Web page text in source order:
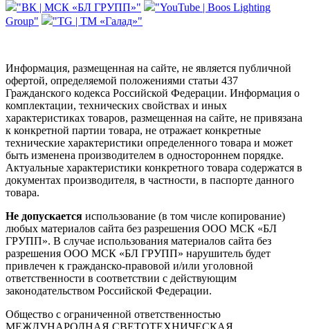
"ВК | МСК «БЛ ГРУПП»"
"YouTube | Boos Lighting
Group"
"TG | ТМ «Галад»"
Информация, размещенная на сайте, не является публичной
офертой, определяемой положениями статьи 437
Гражданского кодекса Российской Федерации. Информация о
комплектации, технических свойствах и иных
характеристиках товаров, размещенная на сайте, не привязана
к конкретной партии товара, не отражает конкретные
технические характеристики определенного товара и может
быть изменена производителем в одностороннем порядке.
Актуальные характеристики конкретного товара содержатся в
документах производителя, в частности, в паспорте данного
товара.
Не допускается использование (в том числе копирование)
любых материалов сайта без разрешения ООО МСК «БЛ
ГРУПП». В случае использования материалов сайта без
разрешения ООО МСК «БЛ ГРУПП» нарушитель будет
привлечен к гражданско-правовой и/или уголовной
ответственности в соответствии с действующим
законодательством Российской Федерации.
Общество с ограниченной ответственностью
МЕЖДУНАРОДНАЯ СВЕТОТЕХНИЧЕСКАЯ